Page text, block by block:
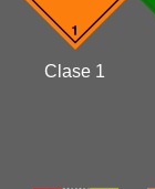
Clase 1